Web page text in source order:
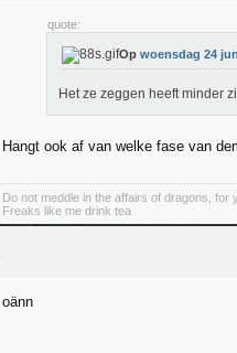
quote:
Op woensdag 24
Het ze zeggen heeft minder
Hangt ook af van welke fase van
Do not meddle in the affairs of dragons,
Freaks like me drink tea
oänn